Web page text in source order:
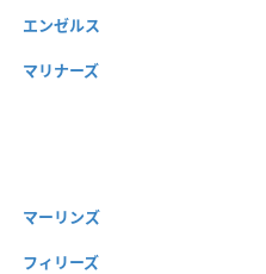
エンゼルス
マリナーズ
マーリンズ
フィリーズ